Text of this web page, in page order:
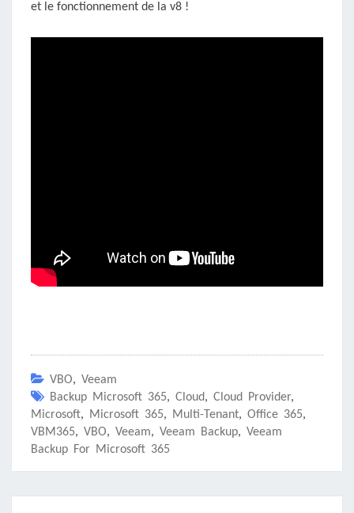
et le fonctionnement de la v8 !
VBO, Veeam
Backup Microsoft 365, Cloud, Cloud Provider,
Microsoft, Microsoft 365, Multi-Tenant, Office 365,
VBM365, VBO, Veeam, Veeam Backup, Veeam
Backup For Microsoft 365